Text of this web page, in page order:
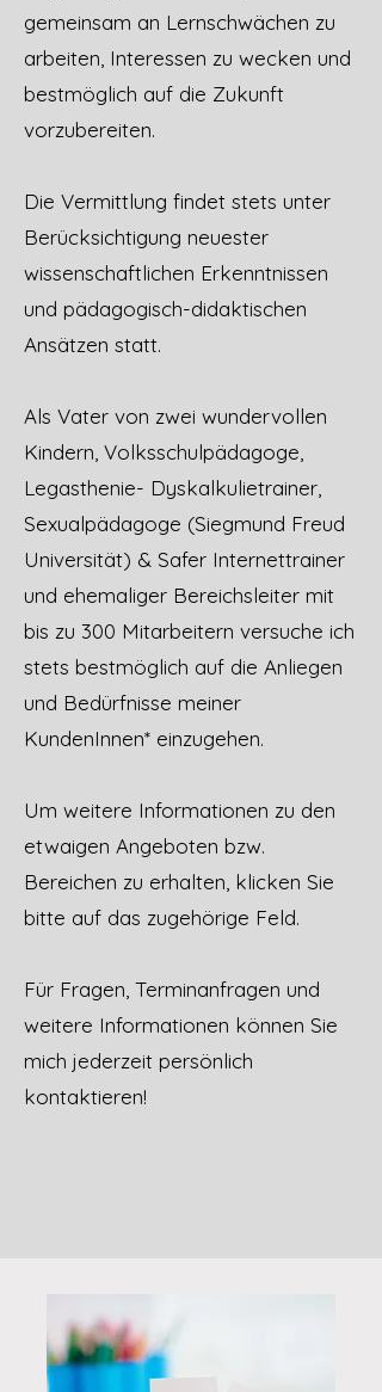
gemeinsam an Lernschwächen zu
arbeiten, Interessen zu wecken und
bestmöglich auf die Zukunft
vorzubereiten.
Die Vermittlung findet stets unter
Berücksichtigung neuester
wissenschaftlichen Erkenntnissen
und pädagogisch-didaktischen
Ansätzen statt.
Als Vater von zwei wundervollen
Kindern, Volksschulpädagoge,
Legasthenie- Dyskalkulietrainer,
Sexualpädagoge (Siegmund Freud
Universität) & Safer Internettrainer
und ehemaliger Bereichsleiter mit
bis zu 300 Mitarbeitern versuche ich
stets bestmöglich auf die Anliegen
und Bedürfnisse meiner
KundenInnen* einzugehen.
Um weitere Informationen zu den
etwaigen Angeboten bzw.
Bereichen zu erhalten, klicken Sie
bitte auf das zugehörige Feld.
Für Fragen, Terminanfragen und
weitere Informationen können Sie
mich jederzeit persönlich
kontaktieren!